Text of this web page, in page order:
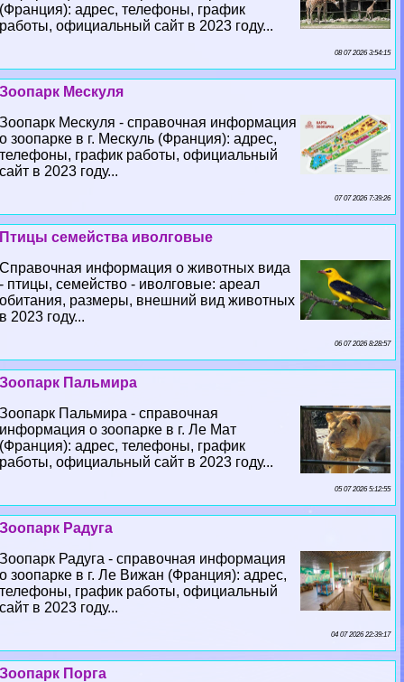
(Франция): адрес, телефоны, график
работы, официальный сайт в 2023 году...
08 07 2026 3:54:15
Зоопарк Мескуля
Зоопарк Мескуля - справочная информация
о зоопарке в г. Мескуль (Франция): адрес,
телефоны, график работы, официальный
сайт в 2023 году...
07 07 2026 7:39:26
Птицы семейства иволговые
Справочная информация о животных вида
- птицы, семейство - иволговые: ареал
обитания, размеры, внешний вид животных
в 2023 году...
06 07 2026 8:28:57
Зоопарк Пальмира
Зоопарк Пальмира - справочная
информация о зоопарке в г. Ле Мат
(Франция): адрес, телефоны, график
работы, официальный сайт в 2023 году...
05 07 2026 5:12:55
Зоопарк Радуга
Зоопарк Радуга - справочная информация
о зоопарке в г. Ле Вижан (Франция): адрес,
телефоны, график работы, официальный
сайт в 2023 году...
04 07 2026 22:39:17
Зоопарк Порга